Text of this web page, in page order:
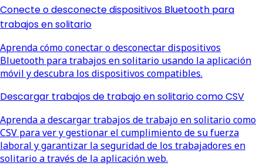
Conecte o desconecte dispositivos Bluetooth para
trabajos en solitario
Aprenda cómo conectar o desconectar dispositivos
Bluetooth para trabajos en solitario usando la aplicación
móvil y descubra los dispositivos compatibles.
Descargar trabajos de trabajo en solitario como CSV
Aprenda a descargar trabajos de trabajo en solitario como
CSV para ver y gestionar el cumplimiento de su fuerza
laboral y garantizar la seguridad de los trabajadores en
solitario a través de la aplicación web.